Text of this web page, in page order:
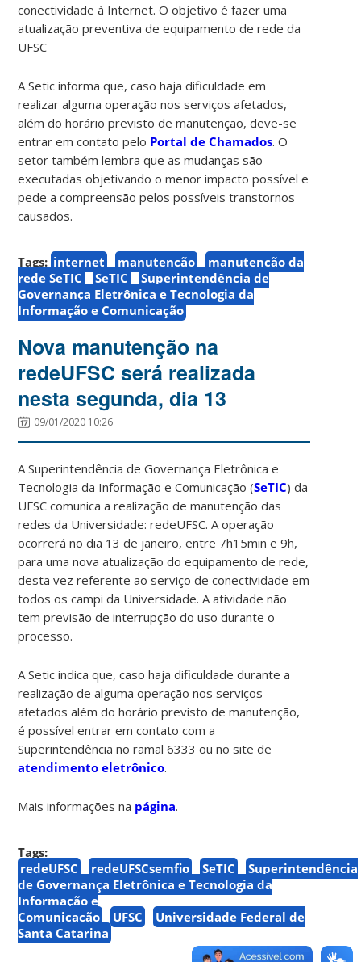
conectividade à Internet. O objetivo é fazer uma
atualização preventiva de equipamento de rede da
UFSC
A Setic informa que, caso haja dificuldade em
realizar alguma operação nos serviços afetados,
além do horário previsto de manutenção, deve-se
entrar em contato pelo Portal de Chamados. O
setor também lembra que as mudanças são
executadas objetivando o menor impacto possível e
pede a compreensão pelos possíveis transtornos
causados.
Tags: internet manutenção
manutenção da
rede SeTIC
SeTIC
Superintendência de
Governança Eletrônica e Tecnologia da
Informação e Comunicação
Nova manutenção na
redeUFSC será realizada
nesta segunda, dia 13
09/01/2020 10:26
A Superintendência de Governança Eletrônica e
Tecnologia da Informação e Comunicação (SeTIC) da
UFSC comunica a realização de manutenção das
redes da Universidade: redeUFSC. A operação
ocorrerá no dia 13 de janeiro, entre 7h15min e 9h,
para uma nova atualização do equipamento de rede,
desta vez referente ao serviço de conectividade em
todos os campi da Universidade. A atividade não
tem previsão de interrupção do uso durante o
processo.
A Setic indica que, caso haja dificuldade durante a
realização de alguma operação nos serviços
afetados além do horário previsto de manutenção,
é possível entrar em contato com a
Superintendência no ramal 6333 ou no site de
atendimento eletrônico.
Mais informações na página.
Tags:
redeUFSC
redeUFSCsemfio SeTIC
Superintendência
de Governança Eletrônica e Tecnologia da
Informação e
Comunicação
UFSC
Universidade Federal de
Santa Catarina